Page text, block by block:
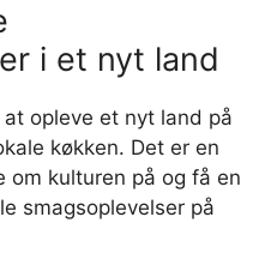
i et nyt land
opleve et nyt land på
køkken. Det er en
kulturen på og få en
smagsoplevelser på